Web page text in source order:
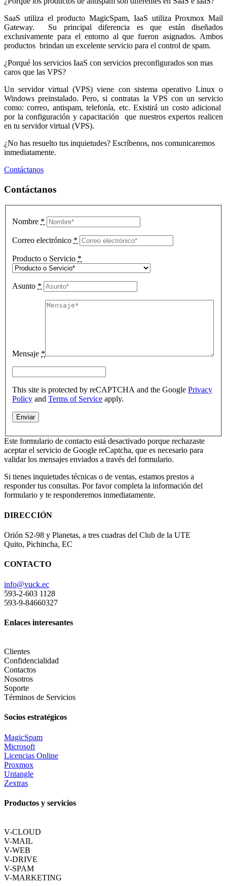
SaaS utiliza el producto MagicSpam, IaaS utiliza Proxmox Mail
Gateway. Su principal diferencia es que están diseñados
exclusivamente para el entorno al que fueron asignados. Ambos
productos brindan un excelente servicio para el control de spam.
¿Porqué los servicios IaaS con servicios preconfigurados son mas
caros que las VPS?
Un servidor virtual (VPS) viene con sistema operativo Linux o
Windows preinstalado. Pero, si contratas la VPS con un servicio
como: correo, antispam, telefonía, etc. Existirá un costo adicional
por la configuración y capacitación que nuestros expertos realicen
en tu servidor virtual (VPS).
¿No has resuelto tus inquietudes? Escríbenos, nos comunicaremos
inmediatamente.
Contáctanos
Contáctanos
Nombre *
Correo electrónico *
Producto o Servicio *
Asunto *
Mensaje *
This site is protected by reCAPTCHA and the Google Privacy
Policy and Terms of Service apply.
Este formulario de contacto está desactivado porque rechazaste
aceptar el servicio de Google reCaptcha, que es necesario para
validar los mensajes enviados a través del formulario.
Si tienes inquietudes técnicas o de ventas, estamos prestos a
responder tus consultas. Por favor completa la información del
formulario y te responderemos inmediatamente.
DIRECCIÓN
Orión S2-98 y Planetas, a tres cuadras del Club de la UTE
Quito, Pichincha, EC
CONTACTO
info@vuck.ec
593-2-603 1128
593-9-84660327
Enlaces interesantes
Clientes
Confidencialidad
Contactos
Nosotros
Soporte
Términos de Servicios
Socios estratégicos
MagicSpam
Microsoft
Licencias Online
Proxmox
Untangle
Zextras
Productos y servicios
V-CLOUD
V-MAIL
V-WEB
V-DRIVE
V-SPAM
V-MARKETING